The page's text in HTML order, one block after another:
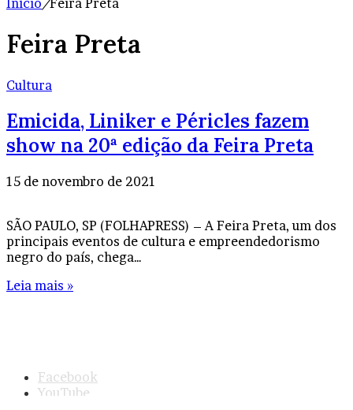
Início/Feira Preta
Feira Preta
Cultura
Emicida, Liniker e Péricles fazem
show na 20ª edição da Feira Preta
15 de novembro de 2021
SÃO PAULO, SP (FOLHAPRESS) – A Feira Preta, um dos
principais eventos de cultura e empreendedorismo
negro do país, chega…
Leia mais »
Facebook
YouTube